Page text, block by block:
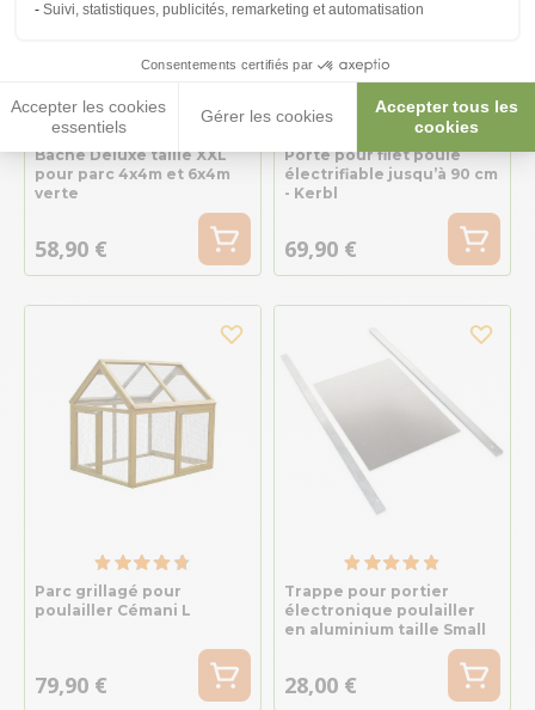
Suivi, statistiques, publicités, remarketing et automatisation
Consentements certifiés par
Accepter les cookies
essentiels
Gérer les cookies
Accepter tous les
cookies
Bâche Deluxe taille XXL
pour parc 4x4m et 6x4m
verte
58,90 €
Porte pour filet poule
électrifiable jusqu’à 90 cm
- Kerbl
69,90 €
Parc grillagé pour
poulailler Cémani L
79,90 €
Trappe pour portier
électronique poulailler
en aluminium taille Small
28,00 €